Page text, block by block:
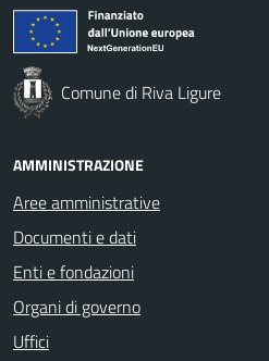
Comune di Riva Ligure
AMMINISTRAZIONE
Aree amministrative
Documenti e dati
Enti e fondazioni
Organi di governo
Uffici